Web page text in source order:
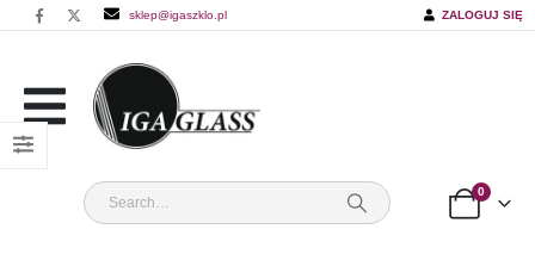
sklep@igaszklo.pl ZALOGUJ SIĘ
0